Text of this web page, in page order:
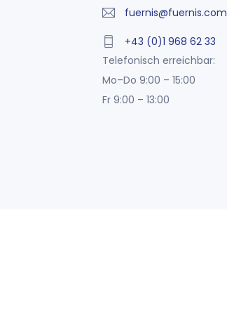
fuernis@fuernis.com
+43 (0)1 968 62 33
Telefonisch erreichbar:
Mo–Do 9:00 – 15:00
Fr 9:00 – 13:00